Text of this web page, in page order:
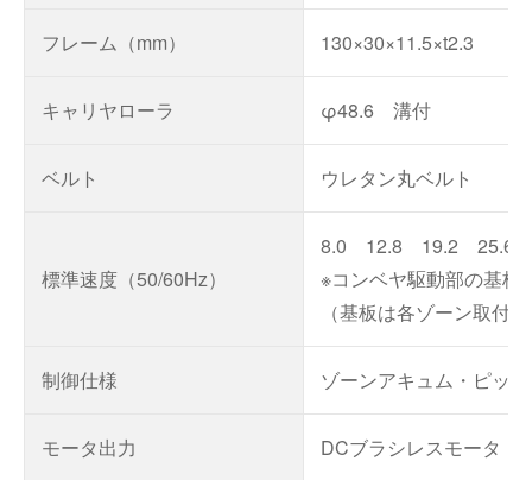
フレーム（mm） 130×30×11.5×t2.3
キャリヤローラ φ48.6 溝付
ベルト ウレタン丸ベルト
標準速度（50/60Hz）
8.0 12.8 19.2 25.6
※コンベヤ駆動部の基板
（基板は各ゾーン取付
制御仕様 ゾーンアキュム・ピッ
モータ出力 DCブラシレスモータ